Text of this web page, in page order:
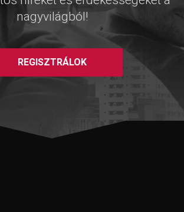
nagyvilágból!
REGISZTRÁLOK